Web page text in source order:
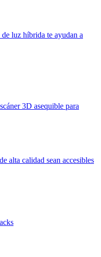
luz híbrida te ayudan a
3D asequible para
alta calidad sean accesibles